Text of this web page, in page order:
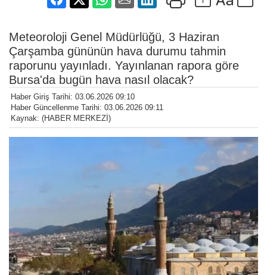
Meteoroloji Genel Müdürlüğü, 3 Haziran
Çarşamba gününün hava durumu tahmin
raporunu yayınladı. Yayınlanan rapora göre
Bursa'da bugün hava nasıl olacak?
Haber Giriş Tarihi: 03.06.2026 09:10
Haber Güncellenme Tarihi: 03.06.2026 09:11
Kaynak: (HABER MERKEZİ)